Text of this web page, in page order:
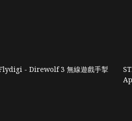
- Direwolf 3 無線遊戲手掣